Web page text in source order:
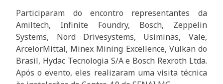
Participaram do encontro representantes da
Amiltech, Infinite Foundry, Bosch, Zeppelin
Systems, Nord Drivesystems, Usiminas, Vale,
ArcelorMittal, Minex Mining Excellence, Vulkan do
Brasil, Hydac Tecnologia S/A e Bosch Rexroth Ltda.
Após o evento, eles realizaram uma visita técnica